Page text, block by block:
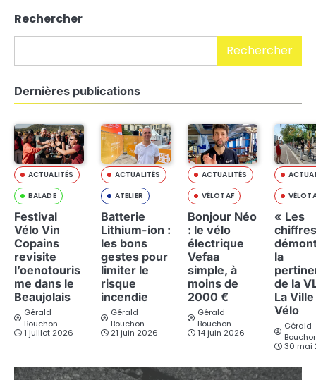
Rechercher
Rechercher
Dernières publications
ACTUALITÉS
BALADE
Festival
Vélo Vin
Copains
revisite
l’oenotouris
me dans le
Beaujolais
Gérald
Bouchon
1 juillet 2026
ACTUALITÉS
ATELIER
Batterie
Lithium-ion :
les bons
gestes pour
limiter le
risque
incendie
Gérald
Bouchon
21 juin 2026
ACTUALITÉS
VÉLOTAF
Bonjour Néo
: le vélo
électrique
Vefaa
simple, à
moins de
2000 €
Gérald
Bouchon
14 juin 2026
« Les
chiffres
la
de la
La Ville
Vélo
Gérald
30 mai